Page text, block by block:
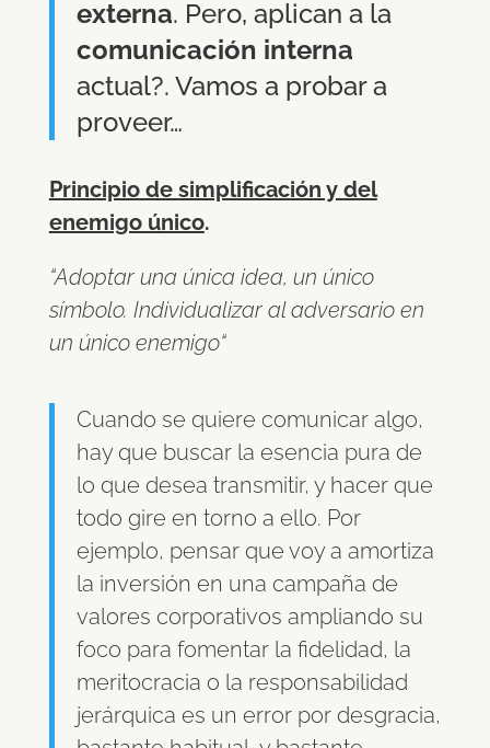
externa. Pero, aplican a la
comunicación interna
actual?. Vamos a probar a
proveer…
Principio de simplificación y del
enemigo único.
“Adoptar una única idea, un único
símbolo. Individualizar al adversario en
un único enemigo“
Cuando se quiere comunicar algo,
hay que buscar la esencia pura de
lo que desea transmitir, y hacer que
todo gire en torno a ello. Por
ejemplo, pensar que voy a amortiza
la inversión en una campaña de
valores corporativos ampliando su
foco para fomentar la fidelidad, la
meritocracia o la responsabilidad
jerárquica es un error por desgracia,